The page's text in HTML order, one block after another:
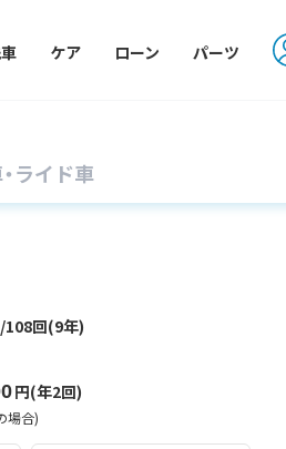
ケア ローン パーツ
ライド車
/108回(9年)
円(年2回)
場合)